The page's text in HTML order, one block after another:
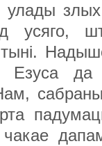
Езуса да